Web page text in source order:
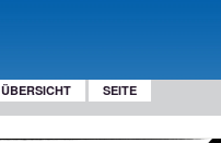
ÜBERSICHT SEITE